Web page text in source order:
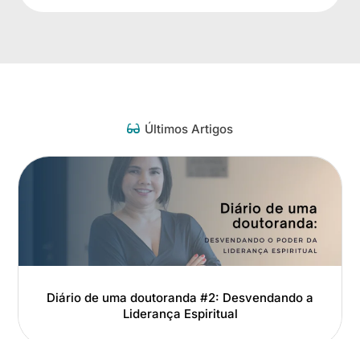
Últimos Artigos
Diário de uma doutoranda #2: Desvendando a
Liderança Espiritual